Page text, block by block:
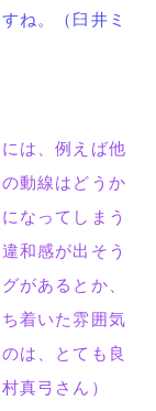
ね。（臼井ミ
は、例えば他
動線はどうか
なってしまう
和感が出そう
があるとか、
着いた雰囲気
は、とても良
真弓さん）